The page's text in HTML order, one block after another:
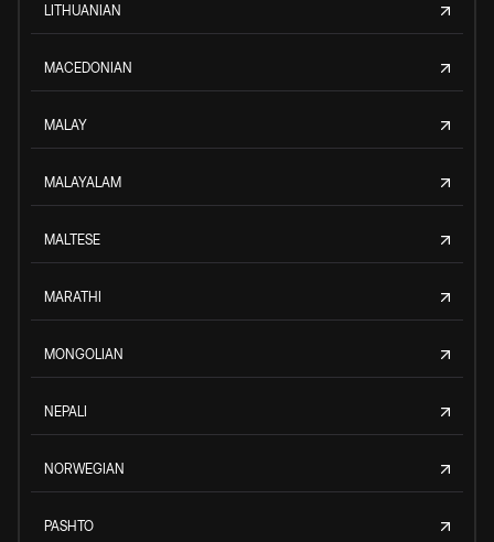
LITHUANIAN
MACEDONIAN
MALAY
MALAYALAM
MALTESE
MARATHI
MONGOLIAN
NEPALI
NORWEGIAN
PASHTO